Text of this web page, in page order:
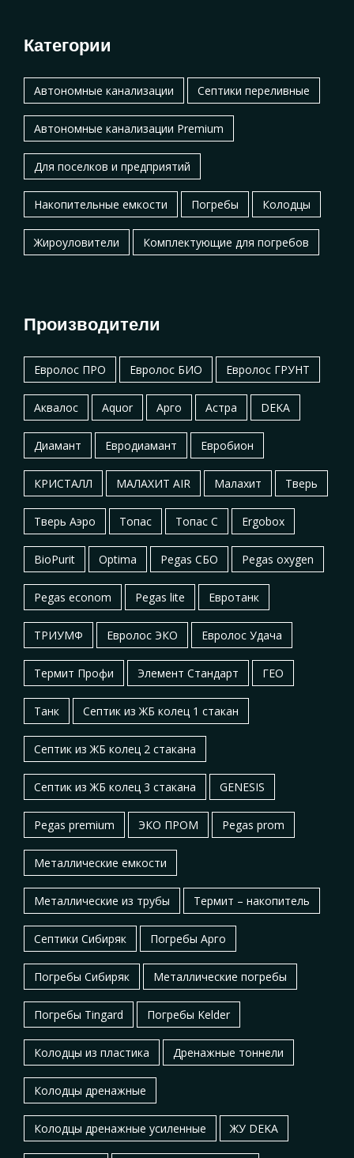
Категории
Автономные канализации Септики переливные
Автономные канализации Premium
Для поселков и предприятий
Накопительные емкости Погребы Колодцы
Жироуловители Комплектующие для погребов
Производители
Евролос ПРО Евролос БИО Евролос ГРУНТ
Аквалос Aquor Арго Астра DEKA
Диамант Евродиамант Евробион
КРИСТАЛЛ МАЛАХИТ AIR Малахит Тверь
Тверь Аэро Топас Топас С Ergobox
BioPurit Optima Pegas СБО Pegas oxygen
Pegas econom Pegas lite Евротанк
ТРИУМФ Евролос ЭКО Евролос Удача
Термит Профи Элемент Стандарт ГЕО
Танк Септик из ЖБ колец 1 стакан
Септик из ЖБ колец 2 стакана
Септик из ЖБ колец 3 стакана GENESIS
Pegas premium ЭКО ПРОМ Pegas prom
Металлические емкости
Металлические из трубы Термит – накопитель
Септики Сибиряк Погребы Арго
Погребы Сибиряк Металлические погребы
Погребы Tingard Погребы Kelder
Колодцы из пластика Дренажные тоннели
Колодцы дренажные
Колодцы дренажные усиленные ЖУ DEKA